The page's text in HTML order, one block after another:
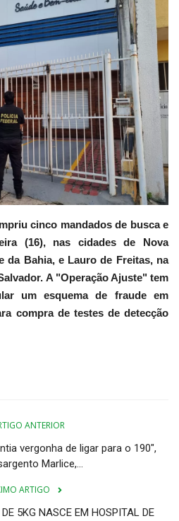
cinco mandados de busca e
(16), nas cidades de Nova
da Bahia, e Lauro de Freitas, na
A "Operação Ajuste" tem
um esquema de fraude em
compra de testes de detecção
ANTERIOR
vergonha de ligar para o 190",
Marlice,...
ARTIGO
5KG NASCE EM HOSPITAL DE